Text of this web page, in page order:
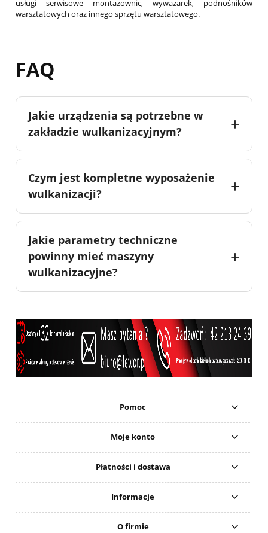
usługi serwisowe montażownic, wyważarek, podnośników
warsztatowych oraz innego sprzętu warsztatowego.
FAQ
Jakie urządzenia są potrzebne w
zakładzie wulkanizacyjnym?
Czym jest kompletne wyposażenie
wulkanizacji?
Jakie parametry techniczne
powinny mieć maszyny
wulkanizacyjne?
Pomoc
Moje konto
Płatności i dostawa
Informacje
O firmie